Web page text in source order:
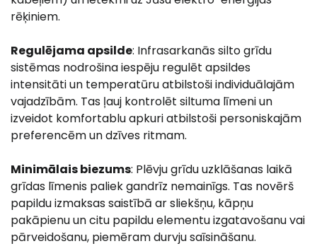
rēķiniem.
Regulējama apsilde: Infrasarkanās silto grīdu
sistēmas nodrošina iespēju regulēt apsildes
intensitāti un temperatūru atbilstoši individuālajām
vajadzībām. Tas ļauj kontrolēt siltuma līmeni un
izveidot komfortablu apkuri atbilstoši personiskajām
preferencēm un dzīves ritmam.
Minimālais biezums: Plēvju grīdu uzklāšanas laikā
grīdas līmenis paliek gandrīz nemainīgs. Tas novērš
papildu izmaksas saistībā ar sliekšņu, kāpņu
pakāpienu un citu papildu elementu izgatavošanu vai
pārveidošanu, piemēram durvju saīsināšanu.